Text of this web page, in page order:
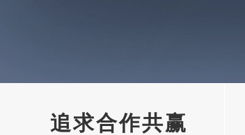
追求合作共赢